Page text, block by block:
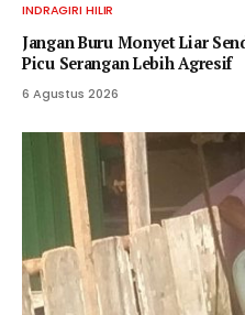
INDRAGIRI HILIR
Jangan Buru Monyet Liar
Picu Serangan Lebih Agresif
6 Agustus 2026